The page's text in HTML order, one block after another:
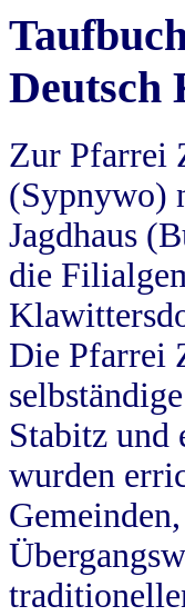
Deutsch
Zur Pfarrei
(Sypnywo)
Jagdhaus
die
Die Pfarrei
Stabitz
wurden